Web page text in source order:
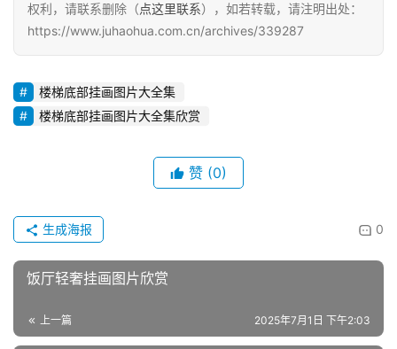
权利，请联系删除（点这里联系），如若转载，请注明出处：
https://www.juhaohua.com.cn/archives/339287
楼梯底部挂画图片大全集
楼梯底部挂画图片大全集欣赏
赞 (0)
0
生成海报
饭厅轻奢挂画图片欣赏
上一篇 2025年7月1日 下午2:03